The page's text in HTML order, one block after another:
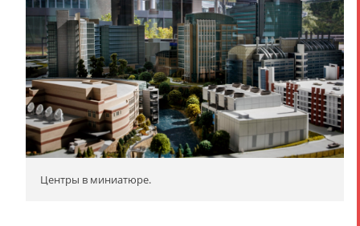
Центры в миниатюре.